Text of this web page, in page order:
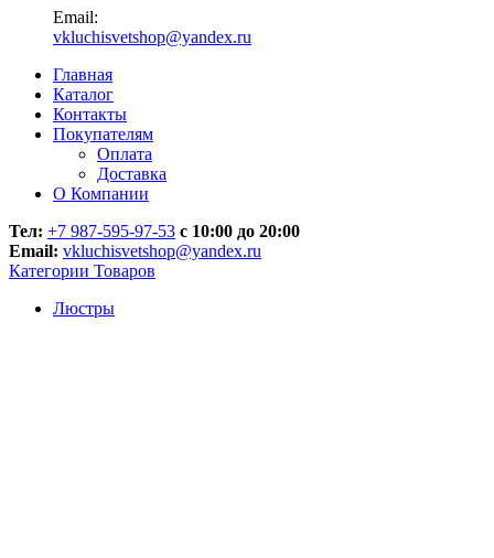
Email:
vkluchisvetshop@yandex.ru
Главная
Каталог
Контакты
Покупателям
Оплата
Доставка
О Компании
Тел: +7 987-595-97-53 с 10:00 до 20:00
Email: vkluchisvetshop@yandex.ru
Категории Товаров
Люстры